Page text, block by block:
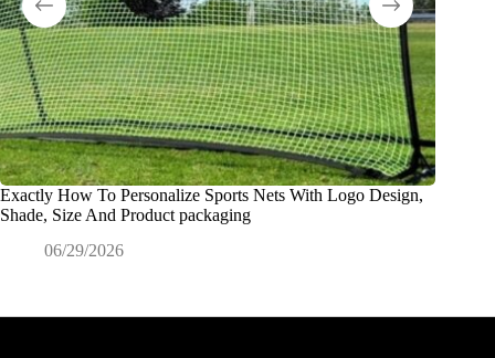
Exactly How To Personalize Sports Nets With Logo Design,
Shade, Size And Product packaging
06/29/2026